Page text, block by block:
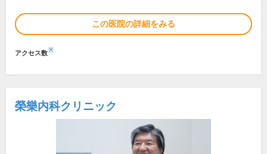
この医院の詳細をみる
アクセス数※
榮樂内科クリニック